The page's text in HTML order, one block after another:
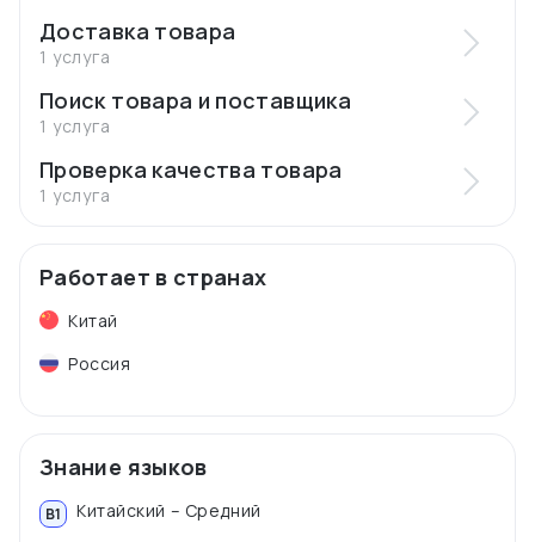
Доставка товара
1 услуга
Поиск товара и поставщика
1 услуга
Проверка качества товара
1 услуга
Работает в странах
Китай
Россия
Знание языков
B1 Китайский – Средний